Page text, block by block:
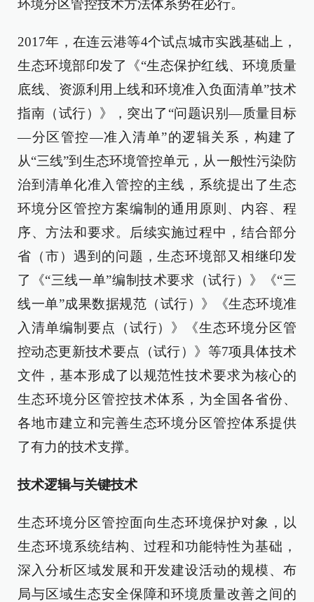
环境分区管控技术方法体系势在必行。
2017年，在连云港等4个试点城市实践基础上，
生态环境部印发了《“生态保护红线、环境质量
底线、资源利用上线和环境准入负面清单”技术
指南（试行）》，突出了“问题识别—质量目标
—分区管控—准入清单”的逻辑关系，构建了
从“三线”到生态环境管控单元，从一般性污染防
治到清单化准入管控的主线，系统提出了生态
环境分区管控方案编制的通用原则、内容、程
序、方法和要求。后续实施过程中，结合部分
省（市）遇到的问题，生态环境部又相继印发
了《“三线一单”编制技术要求（试行）》《“三
线一单”成果数据规范（试行）》《生态环境准
入清单编制要点（试行）》《生态环境分区管
控动态更新技术要点（试行）》等7项具体技术
文件，基本形成了以规范性技术要求为核心的
生态环境分区管控技术体系，为全国各省份、
各地市建立和完善生态环境分区管控体系提供
了有力的技术支撑。
技术逻辑与关键技术
生态环境分区管控面向生态环境保护对象，以
生态环境系统结构、过程和功能特性为基础，
深入分析区域发展和开发建设活动的规模、布
局与区域生态安全保障和环境质量改善之间的